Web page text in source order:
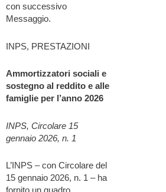
con successivo
Messaggio.
INPS, PRESTAZIONI
Ammortizzatori sociali e
sostegno al reddito e alle
famiglie per l’anno 2026
INPS, Circolare 15
gennaio 2026, n. 1
L’INPS – con Circolare del
15 gennaio 2026, n. 1 – ha